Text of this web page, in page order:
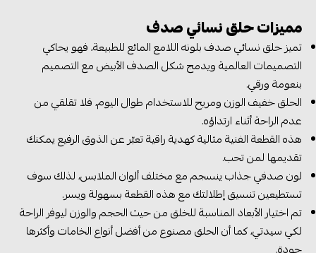
مميزات حلق نسائي صدف
تميز حلق نسائي صدف بلونه اللامع المائع للطبيعة، فهو يحاكي
التصميمات العالمية ويدمج شكل الصدف الأبيض مع التصميم
بنعومة ورقي.
الحلق خفيف الوزن ومريح للاستخدام طوال اليوم، فلا تقلقي من
عدم الراحة أثناء ارتداؤه.
هذه القطعة الفنية مثالية كهدية راقية تعبّر عن الذوق الرفيع يمكنك
تقديمها لمن تحب.
لون صدفي جذاب ينسجم مع مختلف ألوان الملابس، لذلك سوف
تستطيعين تنسيق إطلالتك مع هذه القطعة بسهولة ويسر.
تم اختيار الأبعاد المناسبة للخلق من حيث الحجم والوزن ليوفر الراحة
لكي سيدتي، كما أن الحلق مصنوع من أفضل أنواع الخامات وأكثرها